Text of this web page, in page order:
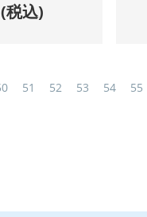
(税込)
51 52 53 54 55